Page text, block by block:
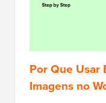
Por Que Usar
Imagens no